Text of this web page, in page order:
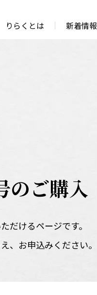
りらくとは 新着情報
のご購入
だけるページです。
、お申込みください。